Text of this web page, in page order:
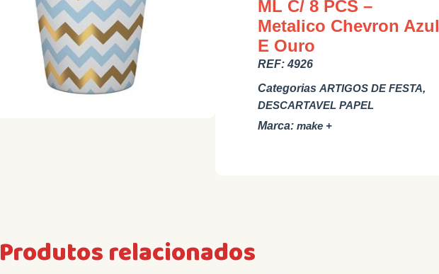
ML C/ 8 PCS –
Metalico Chevron Azul
E Ouro
REF:4926
Categorias ARTIGOS DE FESTA,
DESCARTAVEL PAPEL
Marca: make +
Produtos relacionados